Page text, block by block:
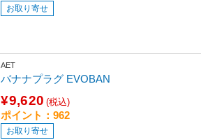
お取り寄せ
AET
バナナプラグ EVOBAN
¥9,620 (税込)
ポイント：962
お取り寄せ